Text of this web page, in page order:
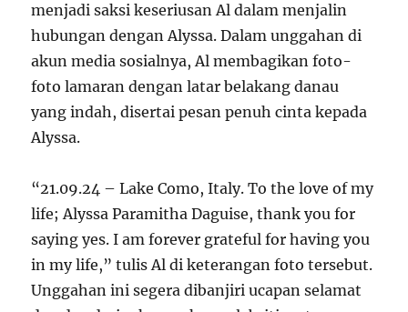
menjadi saksi keseriusan Al dalam menjalin
hubungan dengan Alyssa. Dalam unggahan di
akun media sosialnya, Al membagikan foto-
foto lamaran dengan latar belakang danau
yang indah, disertai pesan penuh cinta kepada
Alyssa.
“21.09.24 – Lake Como, Italy. To the love of my
life; Alyssa Paramitha Daguise, thank you for
saying yes. I am forever grateful for having you
in my life,” tulis Al di keterangan foto tersebut.
Unggahan ini segera dibanjiri ucapan selamat